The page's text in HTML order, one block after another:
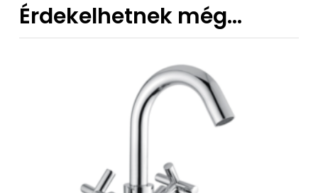
Érdekelhetnek még…